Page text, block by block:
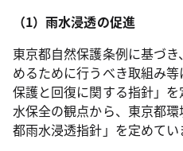
（1）雨水浸透の促進
東京都自然保護条例に基づ
めるために行うべき取組み
保護と回復に関する指針」
水保全の観点から、東京都
都雨水浸透指針」を定めてい